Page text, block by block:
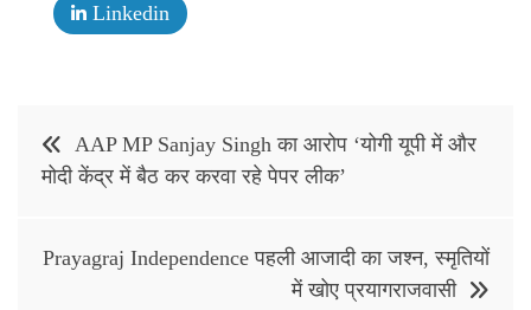
Linkedin
Post
navigation
AAP MP Sanjay Singh का आरोप ‘योगी यूपी में और
मोदी केंद्र में बैठ कर करवा रहे पेपर लीक’
Prayagraj Independence पहली आजादी का जश्न, स्मृतियों
में खोए प्रयागराजवासी